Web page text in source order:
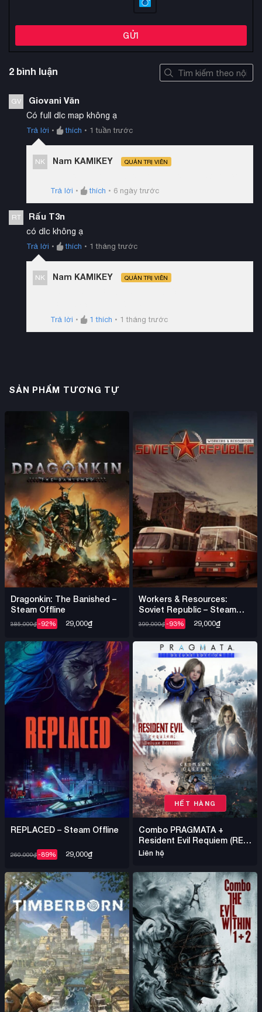
GỬI
2 bình luận
GV Giovani Văn
Có full dlc map không ạ
Trả lời • thích • 1 tuần trước
NK Nam KAMIKEY QUẢN TRỊ VIÊN
Trả lời • thích • 6 ngày trước
RT Rấu T3n
có dlc không ạ
Trả lời • thích • 1 tháng trước
NK Nam KAMIKEY QUẢN TRỊ VIÊN
Trả lời • 1 thích • 1 tháng trước
SẢN PHẨM TƯƠNG TỰ
Dragonkin: The Banished –
Steam Offline
385,000₫-92% 29,000₫
Workers & Resources:
Soviet Republic – Steam
Offline
399,000₫-93% 29,000₫
REPLACED – Steam Offline
260,000₫-89% 29,000₫
HẾT HÀNG
Combo PRAGMATA +
Resident Evil Requiem (RE9)
+ Crimson Desert – Steam
Liên hệ